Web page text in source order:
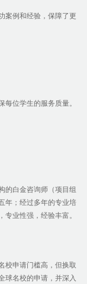
案例和经验，保障了更
位学生的服务质量。
的白金咨询师（项目组
年；经过多年的专业培
业性强，经验丰富。
校申请门槛高，但换取
球名校的申请，并深入